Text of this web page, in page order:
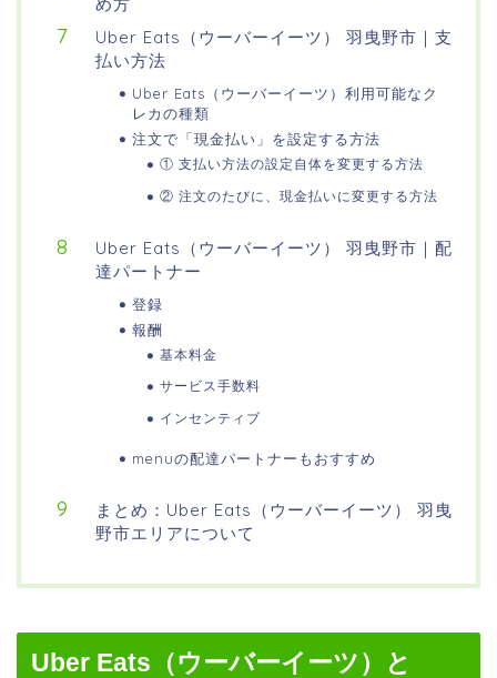
Uber Eats（ウーバーイーツ） 羽曳野市｜支
払い方法
Uber Eats（ウーバーイーツ）利用可能なク
レカの種類
注文で「現金払い」を設定する方法
① 支払い方法の設定自体を変更する方法
② 注文のたびに、現金払いに変更する方法
Uber Eats（ウーバーイーツ） 羽曳野市｜配
達パートナー
登録
報酬
基本料金
サービス手数料
インセンティブ
menuの配達パートナーもおすすめ
まとめ：Uber Eats（ウーバーイーツ） 羽曳
野市エリアについて
Uber Eats（ウーバーイーツ）と